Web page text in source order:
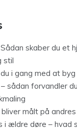
skaber du et
stil
i gang med at
sådan forvandler
målt på
i ældre døre – hvad